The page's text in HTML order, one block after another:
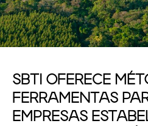
SBTI OFERECE
FERRAMENTAS
EMPRESAS